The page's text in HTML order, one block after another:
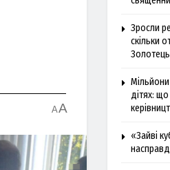
AA
Зросли
скільки
Мільйони
дітях:
«Зайві